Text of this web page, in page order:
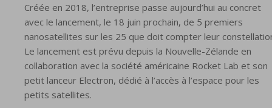
Créée en 2018, l’entreprise passe aujourd’hui au concret
avec le lancement, le 18 juin prochain, de 5 premiers
nanosatellites sur les 25 que doit compter leur
Le lancement est prévu depuis la Nouvelle-Zélande en
collaboration avec la société américaine Rocket Lab et son
petit lanceur Electron, dédié à l’accès à l’espace pour les
petits satellites.